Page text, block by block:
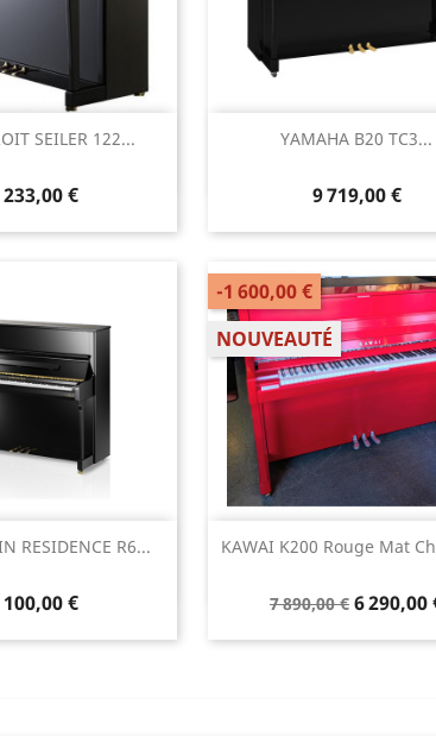
SEILER 122...
233,00 €
rapide YAMAHA B20 TC3...
9 719,00 €
Aperçu rapide
RESIDENCE R6...
100,00 €
rapide KAWAI K200 Rouge Mat
7 890,00 € 6 290,00
-1 600,00 €
NOUVEAUTÉ
Aperçu rapide